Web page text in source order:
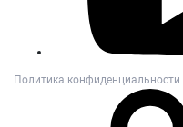
Политика конфиденциальности